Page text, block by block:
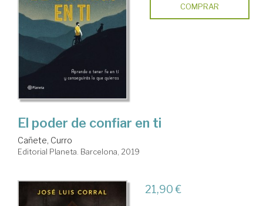
COMPRAR
El poder de confiar en ti
Cañete, Curro
Editorial Planeta. Barcelona, 2019
21,90 €